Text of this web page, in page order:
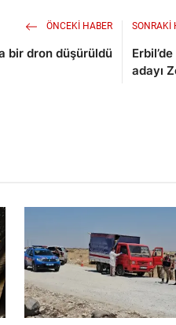
ÖNCEKI HABER
bir dron düşürüldü
SONRAKI
adayı